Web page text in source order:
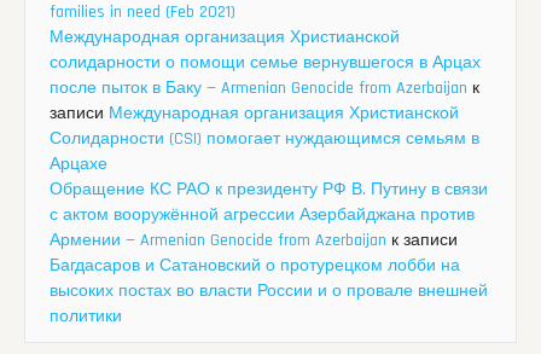
families in need (Feb 2021)
Международная организация Христианской
солидарности о помощи семье вернувшегося в Арцах
после пыток в Баку — Armenian Genocide from Azerbaijan к
записи Международная организация Христианской
Солидарности (CSI) помогает нуждающимся семьям в
Арцахе
Обращение КС РАО к президенту РФ В. Путину в связи
с актом вооружённой агрессии Азербайджана против
Армении — Armenian Genocide from Azerbaijan к записи
Багдасаров и Сатановский о протурецком лобби на
высоких постах во власти России и о провале внешней
политики